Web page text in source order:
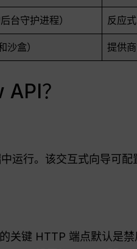
台守护进程） 反应
盒） 提供
？
运行。该交互式向导可
关键 HTTP 端点默认是